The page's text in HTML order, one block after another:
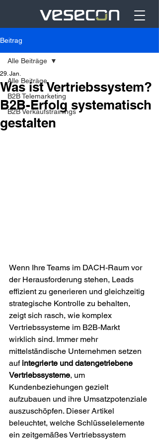
Beitrag
Alle Beiträge
B2B Telemarketing
B2B Verkaufstrainings
Alle Beiträge
Was ist Vertriebssystem?
B2B-Erfolg systematisch
gestalten
29. Jan.
Wenn Ihre Teams im DACH-Raum vor
der Herausforderung stehen, Leads
effizient zu generieren und gleichzeitig
strategische Kontrolle zu behalten,
zeigt sich rasch, wie komplex
Vertriebssysteme im B2B-Markt
wirklich sind. Immer mehr
mittelständische Unternehmen setzen
auf integrierte und datengetriebene
Vertriebssysteme, um
Kundenbeziehungen gezielt
aufzubauen und ihre Umsatzpotenziale
auszuschöpfen. Dieser Artikel
beleuchtet, welche Schlüsselelemente
ein zeitgemäßes Vertriebssystem